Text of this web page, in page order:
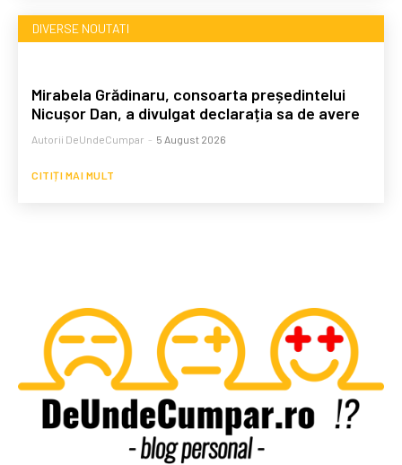
DIVERSE NOUTATI
Mirabela Grădinaru, consoarta președintelui
Nicușor Dan, a divulgat declarația sa de avere
Autorii DeUndeCumpar - 5 August 2026
CITIȚI MAI MULT